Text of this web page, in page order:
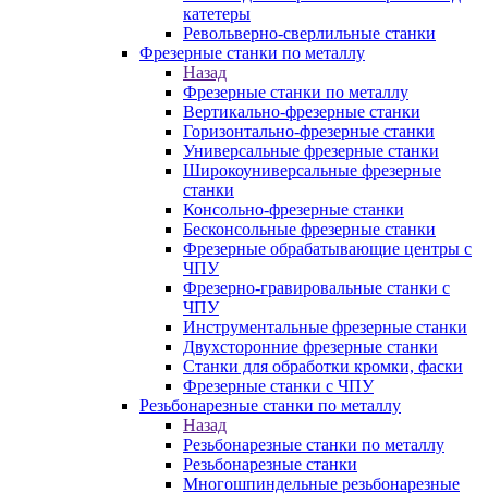
катетеры
Револьверно-сверлильные станки
Фрезерные станки по металлу
Назад
Фрезерные станки по металлу
Вертикально-фрезерные станки
Горизонтально-фрезерные станки
Универсальные фрезерные станки
Широкоуниверсальные фрезерные
станки
Консольно-фрезерные станки
Бесконсольные фрезерные станки
Фрезерные обрабатывающие центры с
ЧПУ
Фрезерно-гравировальные станки с
ЧПУ
Инструментальные фрезерные станки
Двухсторонние фрезерные станки
Станки для обработки кромки, фаски
Фрезерные станки с ЧПУ
Резьбонарезные станки по металлу
Назад
Резьбонарезные станки по металлу
Резьбонарезные станки
Многошпиндельные резьбонарезные